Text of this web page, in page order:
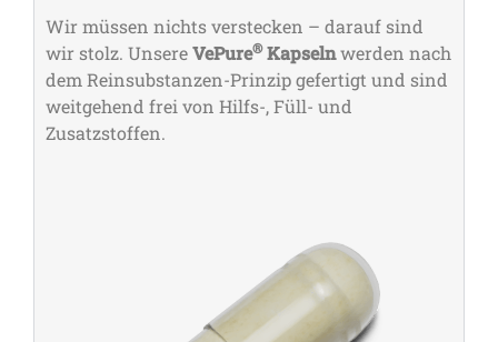
Wir müssen nichts verstecken – darauf sind
wir stolz. UnsereVePure®Kapselnwerden nach
dem Reinsubstanzen-Prinzip gefertigt und sind
weitgehend frei von Hilfs-, Füll- und
Zusatzstoffen.